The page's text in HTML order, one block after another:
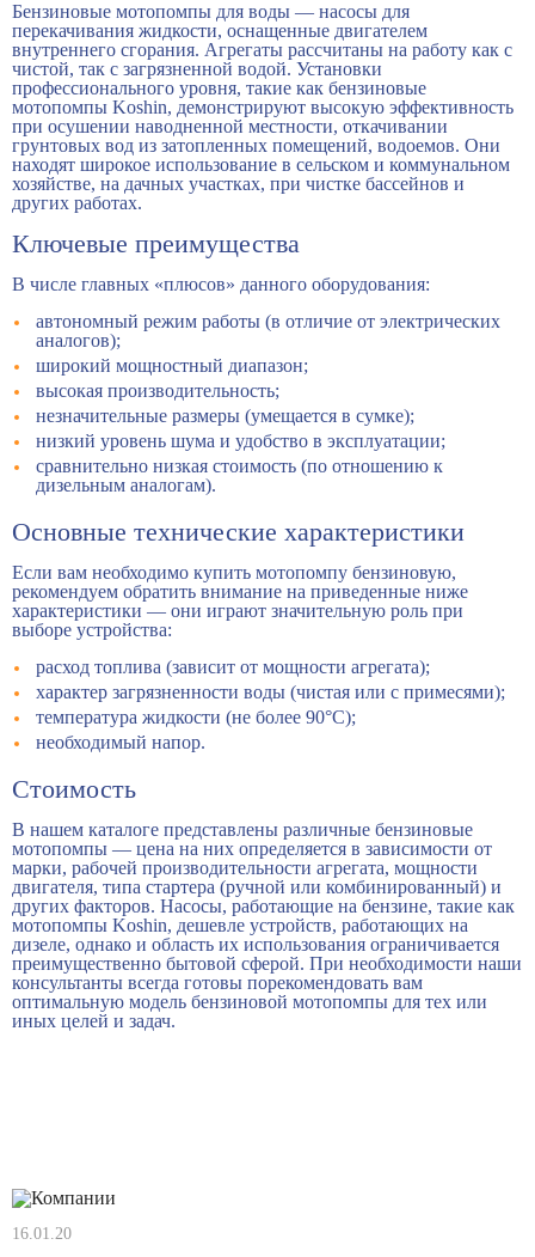
Бензиновые мотопомпы для воды — насосы для
перекачивания жидкости, оснащенные двигателем
внутреннего сгорания. Агрегаты рассчитаны на работу как с
чистой, так с загрязненной водой. Установки
профессионального уровня, такие как бензиновые
мотопомпы Koshin, демонстрируют высокую эффективность
при осушении наводненной местности, откачивании
грунтовых вод из затопленных помещений, водоемов. Они
находят широкое использование в сельском и коммунальном
хозяйстве, на дачных участках, при чистке бассейнов и
других работах.
Ключевые преимущества
В числе главных «плюсов» данного оборудования:
автономный режим работы (в отличие от электрических
аналогов);
широкий мощностный диапазон;
высокая производительность;
незначительные размеры (умещается в сумке);
низкий уровень шума и удобство в эксплуатации;
сравнительно низкая стоимость (по отношению к
дизельным аналогам).
Основные технические характеристики
Если вам необходимо купить мотопомпу бензиновую,
рекомендуем обратить внимание на приведенные ниже
характеристики — они играют значительную роль при
выборе устройства:
расход топлива (зависит от мощности агрегата);
характер загрязненности воды (чистая или с примесями);
температура жидкости (не более 90°C);
необходимый напор.
Стоимость
В нашем каталоге представлены различные бензиновые
мотопомпы — цена на них определяется в зависимости от
марки, рабочей производительности агрегата, мощности
двигателя, типа стартера (ручной или комбинированный) и
других факторов. Насосы, работающие на бензине, такие как
мотопомпы Koshin, дешевле устройств, работающих на
дизеле, однако и область их использования ограничивается
преимущественно бытовой сферой. При необходимости наши
консультанты всегда готовы порекомендовать вам
оптимальную модель бензиновой мотопомпы для тех или
иных целей и задач.
16.01.20